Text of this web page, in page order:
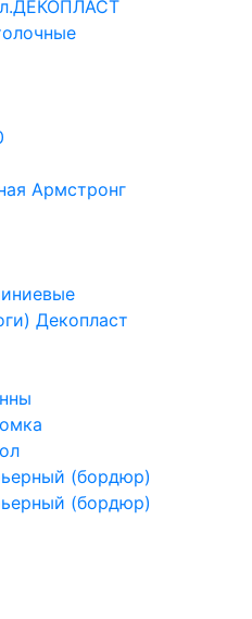
Армстронг
Декопласт
(бордюр)
(бордюр)